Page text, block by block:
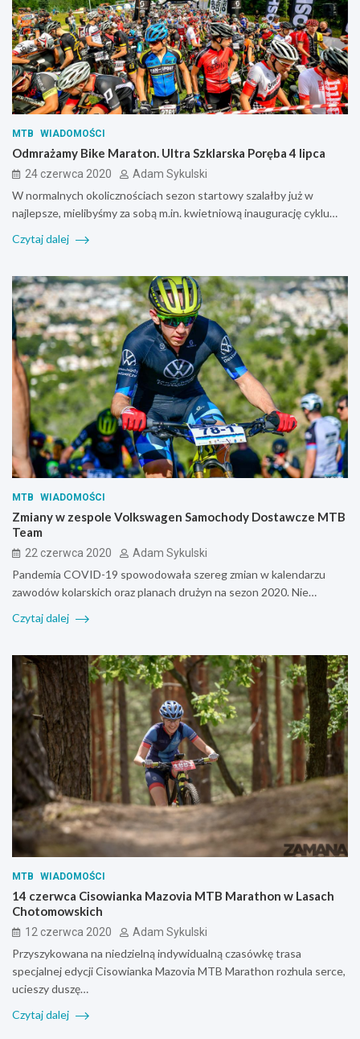
MTB WIADOMOŚCI
Odmrażamy Bike Maraton. Ultra Szklarska Poręba 4 lipca
24 czerwca 2020 Adam Sykulski
W normalnych okolicznościach sezon startowy szalałby już w
najlepsze, mielibyśmy za sobą m.in. kwietniową inaugurację cyklu…
Czytaj dalej
MTB WIADOMOŚCI
Zmiany w zespole Volkswagen Samochody Dostawcze MTB
Team
22 czerwca 2020 Adam Sykulski
Pandemia COVID-19 spowodowała szereg zmian w kalendarzu
zawodów kolarskich oraz planach drużyn na sezon 2020. Nie…
Czytaj dalej
MTB WIADOMOŚCI
14 czerwca Cisowianka Mazovia MTB Marathon w Lasach
Chotomowskich
12 czerwca 2020 Adam Sykulski
Przyszykowana na niedzielną indywidualną czasówkę trasa
specjalnej edycji Cisowianka Mazovia MTB Marathon rozhula serce,
ucieszy duszę…
Czytaj dalej